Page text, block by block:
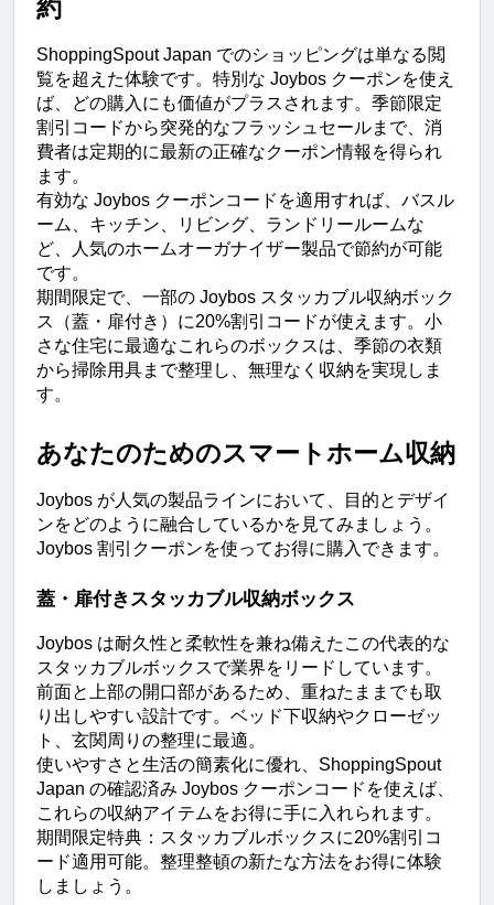
約
ShoppingSpout Japan でのショッピングは単なる閲
覧を超えた体験です。特別な Joybos クーポンを使え
ば、どの購入にも価値がプラスされます。季節限定
割引コードから突発的なフラッシュセールまで、消
費者は定期的に最新の正確なクーポン情報を得られ
ます。
有効な Joybos クーポンコードを適用すれば、バスル
ーム、キッチン、リビング、ランドリールームな
ど、人気のホームオーガナイザー製品で節約が可能
です。
期間限定で、一部の Joybos スタッカブル収納ボック
ス（蓋・扉付き）に20%割引コードが使えます。小
さな住宅に最適なこれらのボックスは、季節の衣類
から掃除用具まで整理し、無理なく収納を実現しま
す。
あなたのためのスマートホーム収納
Joybos が人気の製品ラインにおいて、目的とデザイ
ンをどのように融合しているかを見てみましょう。
Joybos 割引クーポンを使ってお得に購入できます。
蓋・扉付きスタッカブル収納ボックス
Joybos は耐久性と柔軟性を兼ね備えたこの代表的な
スタッカブルボックスで業界をリードしています。
前面と上部の開口部があるため、重ねたままでも取
り出しやすい設計です。ベッド下収納やクローゼッ
ト、玄関周りの整理に最適。
使いやすさと生活の簡素化に優れ、ShoppingSpout
Japan の確認済み Joybos クーポンコードを使えば、
これらの収納アイテムをお得に手に入れられます。
期間限定特典：スタッカブルボックスに20%割引コ
ード適用可能。整理整頓の新たな方法をお得に体験
しましょう。